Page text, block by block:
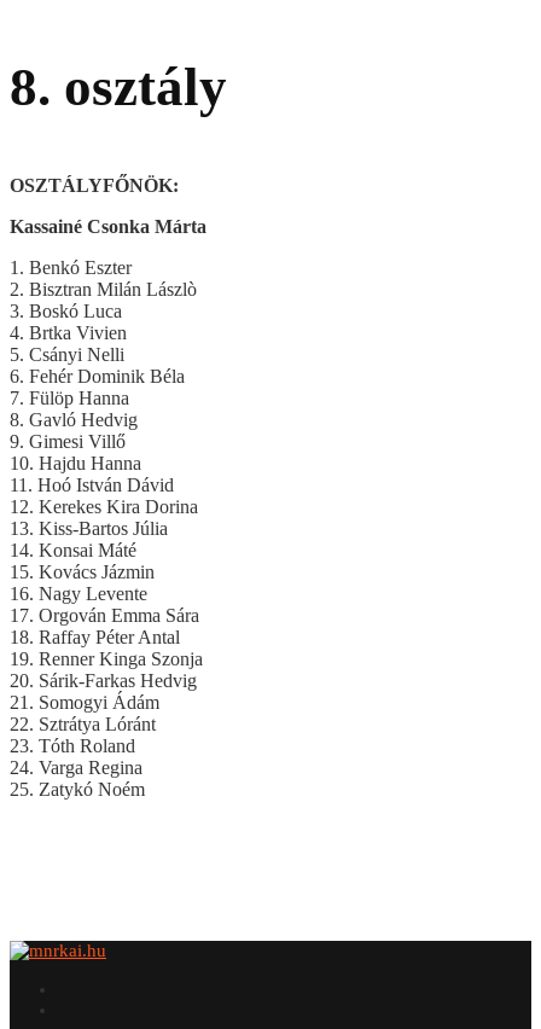
8. osztály
OSZTÁLYFŐNÖK:
Kassainé Csonka Márta
1. Benkó Eszter
2. Bisztran Milán Lászlò
3. Boskó Luca
4. Brtka Vivien
5. Csányi Nelli
6. Fehér Dominik Béla
7. Fülöp Hanna
8. Gavló Hedvig
9. Gimesi Villő
10. Hajdu Hanna
11. Hoó István Dávid
12. Kerekes Kira Dorina
13. Kiss-Bartos Júlia
14. Konsai Máté
15. Kovács Jázmin
16. Nagy Levente
17. Orgován Emma Sára
18. Raffay Péter Antal
19. Renner Kinga Szonja
20. Sárik-Farkas Hedvig
21. Somogyi Ádám
22. Sztrátya Lóránt
23. Tóth Roland
24. Varga Regina
25. Zatykó Noém